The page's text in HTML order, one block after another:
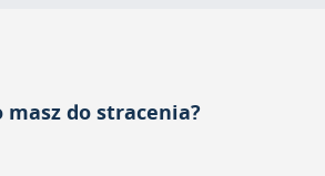
do stracenia?